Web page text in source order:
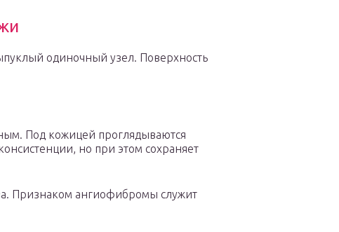
одиночный узел. Поверхность
Под кожицей проглядываются
но при этом сохраняет
Признаком ангиофибромы служит